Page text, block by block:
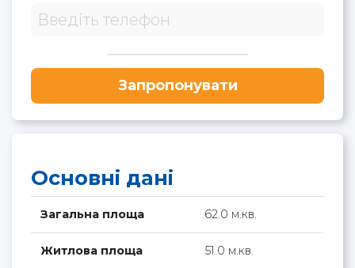
Запропонувати
Основні дані
Загальна площа 62.0 м.кв.
Житлова площа 51.0 м.кв.